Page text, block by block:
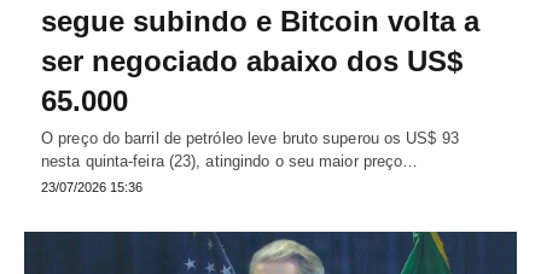
segue subindo e Bitcoin volta a
ser negociado abaixo dos US$
65.000
O preço do barril de petróleo leve bruto superou os US$ 93
nesta quinta-feira (23), atingindo o seu maior preço…
23/07/2026 15:36